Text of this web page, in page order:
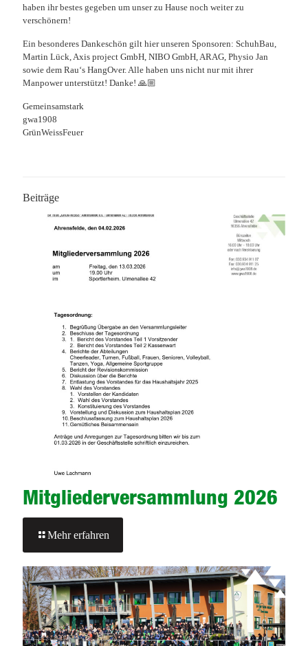
haben ihr bestes gegeben um unser zu Hause noch weiter zu
verschönern!
Ein besonderes Dankeschön gilt hier unseren Sponsoren: SchuhBau,
Martin Lück, Axis project GmbH, NIBO GmbH, ARAG, Physio Jan
sowie dem Rau‘s HangOver. Alle haben uns nicht nur mit ihrer
Manpower unterstützt! Danke! 🙏🏼
Gemeinsamstark
gwa1908
GrünWeissFeuer
Beiträge
Mitgliederversammlung 2026
Mehr erfahren